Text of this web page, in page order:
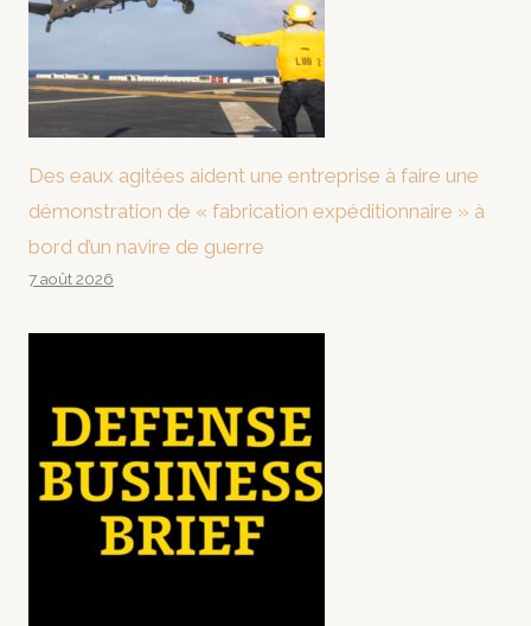
Des eaux agitées aident une entreprise à faire une
démonstration de « fabrication expéditionnaire » à
bord d’un navire de guerre
7 août 2026